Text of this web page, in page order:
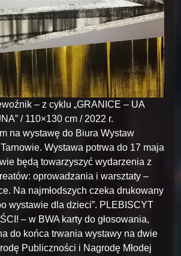
– z cyklu „GRANICE – UA
/ 110×130 cm / 2022 r.
na wystawę do Biura Wystaw
Wystawa potrwa do 17 maja
będą towarzyszyć wydarzenia z
oprowadzania i warsztaty –
Na najmłodszych czeka drukowany
wystawie dla dzieci”. PLEBISCYT
– w BWA karty do głosowania,
do końca trwania wystawy na dwie
Publiczności i Nagrodę Młodej